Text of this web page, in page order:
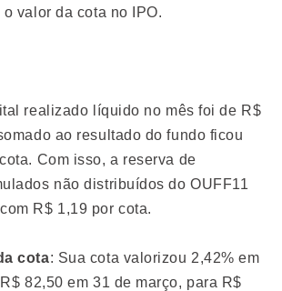
valor da cota no IPO.
realizado líquido no mês foi de R$
ao resultado do fundo ficou
Com isso, a reserva de
não distribuídos do OUFF11
R$ 1,19 por cota.
cota: Sua cota valorizou 2,42% em
82,50 em 31 de março, para R$